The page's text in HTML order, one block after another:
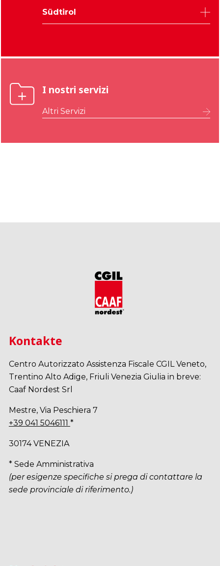
Verona
Vicenza
Gorizia
Trient
Südtirol
I nostri servizi
Altri Servizi
Kontakte
Centro Autorizzato Assistenza Fiscale CGIL Veneto,
Trentino Alto Adige, Friuli Venezia Giulia in breve:
Caaf Nordest Srl
Mestre, Via Peschiera 7
+39 041 5046111 *
30174 VENEZIA
* Sede Amministrativa
(per esigenze specifiche si prega di contattare la
sede provinciale di riferimento.)